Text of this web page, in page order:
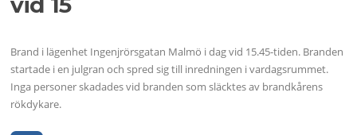
Brand i lägenhet Ingenjrörsgatan Malmö i dag vid 15.45-tiden. Branden
startade i en julgran och spred sig till inredningen i vardagsrummet.
Inga personer skadades vid branden som släcktes av brandkårens
rökdykare.